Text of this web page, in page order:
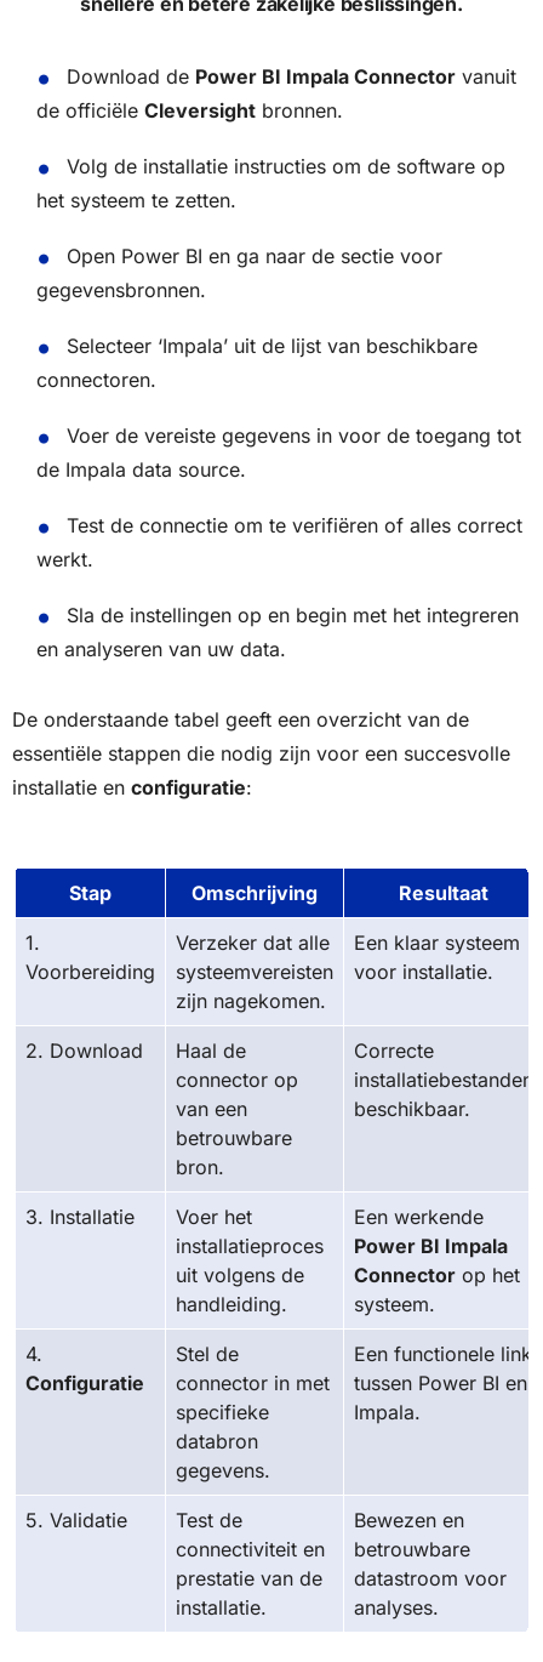
Download de Power BI Impala Connectorvanuit
de officiële Cleversight bronnen.
Volg de installatie instructies om de software op
het systeem te zetten.
Open Power BI en ga naar de sectie voor
gegevensbronnen.
Selecteer ‘Impala’ uit de lijst van beschikbare
connectoren.
Voer de vereiste gegevens in voor de toegang tot
de Impala data source.
Test de connectie om te verifiëren of alles correct
werkt.
Sla de instellingen op en begin met het integreren
en analyseren van uw data.
De onderstaande tabel geeft een overzicht van de
essentiële stappen die nodig zijn voor een succesvolle
installatie en configuratie:
Stap Omschrijving Resultaat
1.
Voorbereiding
Verzeker dat alle
systeemvereisten
zijn nagekomen.
Een klaar systeem
voor installatie.
2. Download
Haal de
connector op
van een
betrouwbare
bron.
Correcte
installatiebestanden
beschikbaar.
3. Installatie
Voer het
installatieproces
uit volgens de
handleiding.
Een werkende
Power BI Impala
Connector op het
systeem.
4.
Configuratie
Stel de
connector in met
specifieke
databron
gegevens.
Een functionele link
tussen Power BI en
Impala.
5. Validatie
Test de
connectiviteit en
prestatie van de
installatie.
Bewezen en
betrouwbare
datastroom voor
analyses.